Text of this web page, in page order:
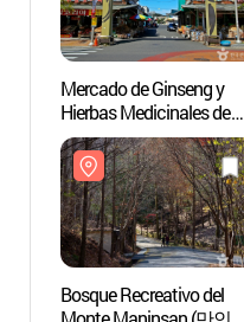
Mercado de Ginseng y
Hierbas Medicinales de
Geumsan
(금산인삼약초시장)
Bosque Recreativo del